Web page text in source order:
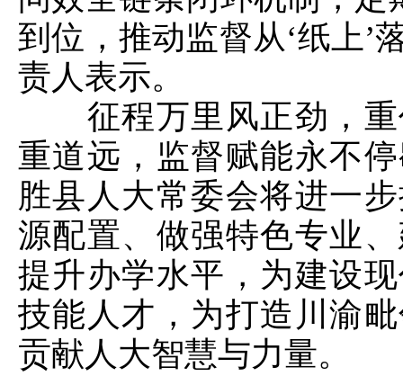
到位，推动监督从‘纸上’
责人表示。
征程万里风正劲，重
重道远，监督赋能永不
胜县人大常委会将进一
源配置、做强特色专业
提升办学水平，为建设
技能人才，为打造川渝
贡献人大智慧与力量。